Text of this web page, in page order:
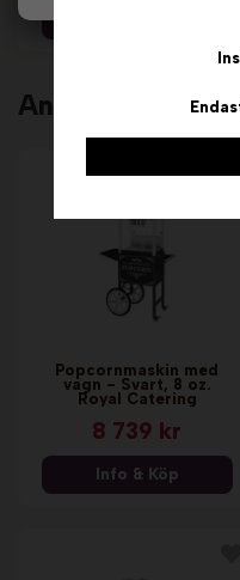
Andra köpte
Popcornmaskin med
vagn - Svart, 8 oz.
Royal Catering
8 739 kr
Info & Köp